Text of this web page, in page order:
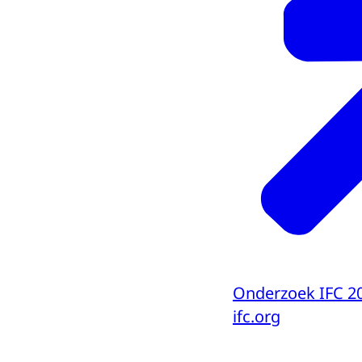
Onderzoek IFC
ifc.org